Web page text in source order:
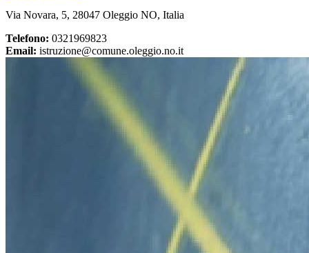
Via Novara, 5, 28047 Oleggio NO, Italia
Telefono: 0321969823
Email: istruzione@comune.oleggio.no.it